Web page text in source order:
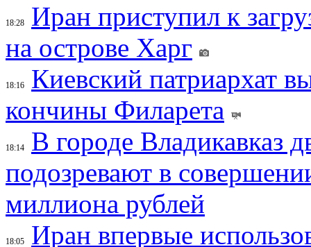
18:28
Иран приступил к
на острове Харг
18:16
Киевский патриархат
кончины Филарета
18:14
В городе Владикавказ
подозревают в
миллиона рублей
18:05
Иран впервые